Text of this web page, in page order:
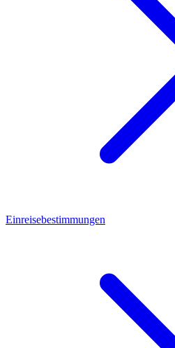
Einreisebestimmungen